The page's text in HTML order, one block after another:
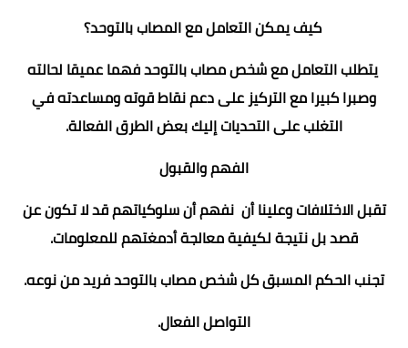
كيف يمكن التعامل مع المصاب بالتوحد؟
يتطلب التعامل مع شخص مصاب بالتوحد فهما عميقا لحالته
وصبرا كبيرا مع التركيز على دعم نقاط قوته ومساعدته في
التغلب على التحديات إليك بعض الطرق الفعالة.
الفهم والقبول
تقبل الاختلافات وعلينا أن نفهم أن سلوكياتهم قد لا تكون عن
قصد بل نتيجة لكيفية معالجة أدمغتهم للمعلومات.
تجنب الحكم المسبق كل شخص مصاب بالتوحد فريد من نوعه.
التواصل الفعال.